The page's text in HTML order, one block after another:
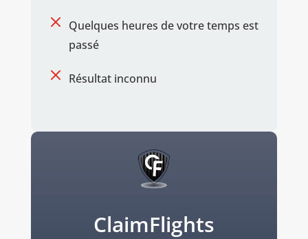
M Quelques heures de votre temps est
passé
M Résultat inconnu
ClaimFlights